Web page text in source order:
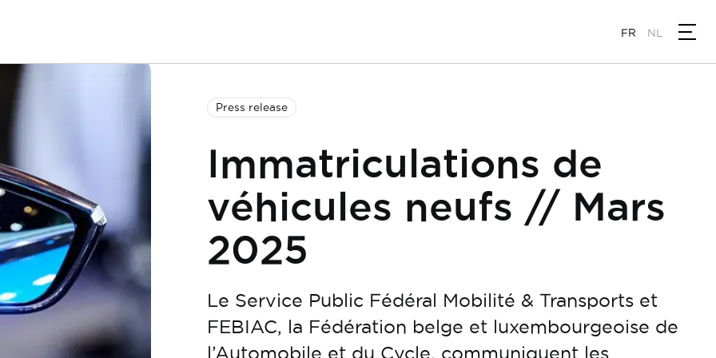
FR NL
Press release
Immatriculations de
véhicules neufs // Mars
2025
Le Service Public Fédéral Mobilité & Transports et
FEBIAC, la Fédération belge et luxembourgeoise de
l’Automobile et du Cycle, communiquent les